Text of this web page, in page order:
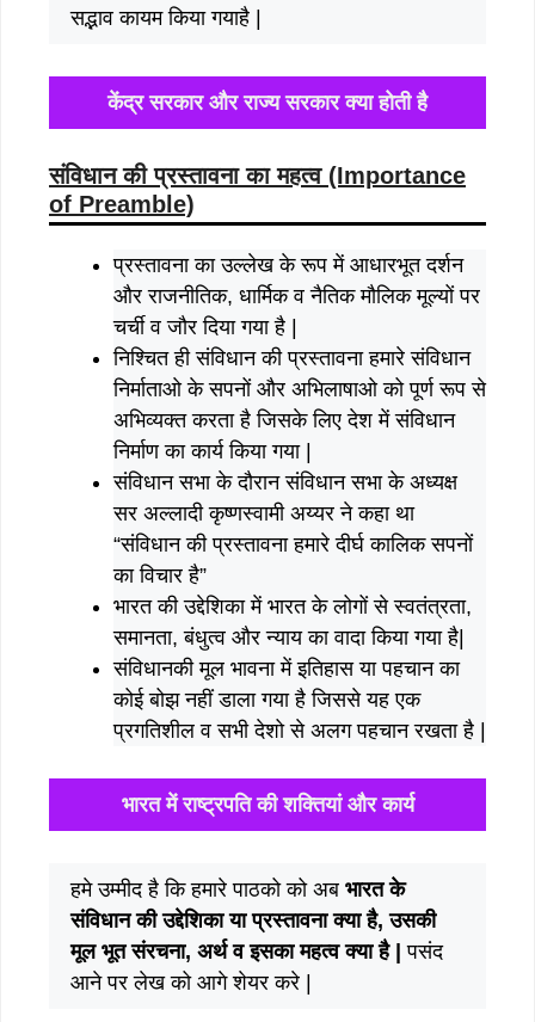
सद्भाव कायम किया गयाहै |
केंद्र सरकार और राज्य सरकार क्या होती है
संविधान की प्रस्तावना का महत्व (Importance
of Preamble)
प्रस्तावना का उल्लेख के रूप में आधारभूत दर्शन
और राजनीतिक, धार्मिक व नैतिक मौलिक मूल्यों पर
चर्ची व जौर दिया गया है |
निश्चित ही संविधान की प्रस्तावना हमारे संविधान
निर्माताओ के सपनों और अभिलाषाओ को पूर्ण रूप से
अभिव्यक्त करता है जिसके लिए देश में संविधान
निर्माण का कार्य किया गया |
संविधान सभा के दौरान संविधान सभा के अध्यक्ष
सर अल्लादी कृष्णस्वामी अय्यर ने कहा था
“संविधान की प्रस्तावना हमारे दीर्घ कालिक सपनों
का विचार है”
भारत की उद्देशिका में भारत के लोगों से स्वतंत्रता,
समानता, बंधुत्व और न्याय का वादा किया गया है|
संविधानकी मूल भावना में इतिहास या पहचान का
कोई बोझ नहीं डाला गया है जिससे यह एक
प्रगतिशील व सभी देशो से अलग पहचान रखता है |
भारत में राष्ट्रपति की शक्तियां और कार्य
हमे उम्मीद है कि हमारे पाठको को अब भारत के
संविधान की उद्देशिका या प्रस्तावना क्या है, उसकी
मूल भूत संरचना, अर्थ व इसका महत्व क्या है |पसंद
आने पर लेख को आगे शेयर करे |